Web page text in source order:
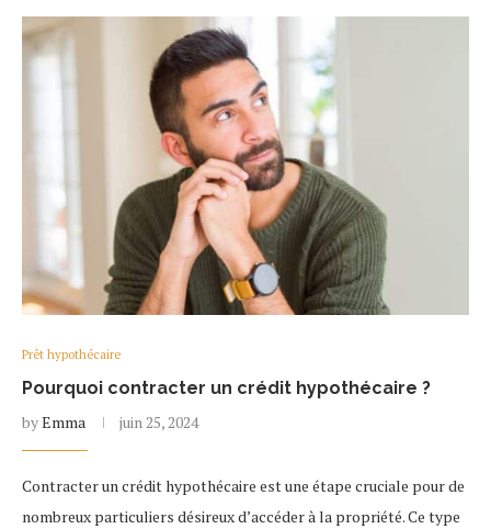
Prêt hypothécaire
Pourquoi contracter un crédit hypothécaire ?
byEmma juin 25, 2024
Contracter un crédit hypothécaire est une étape cruciale pour de
nombreux particuliers désireux d’accéder à la propriété. Ce type